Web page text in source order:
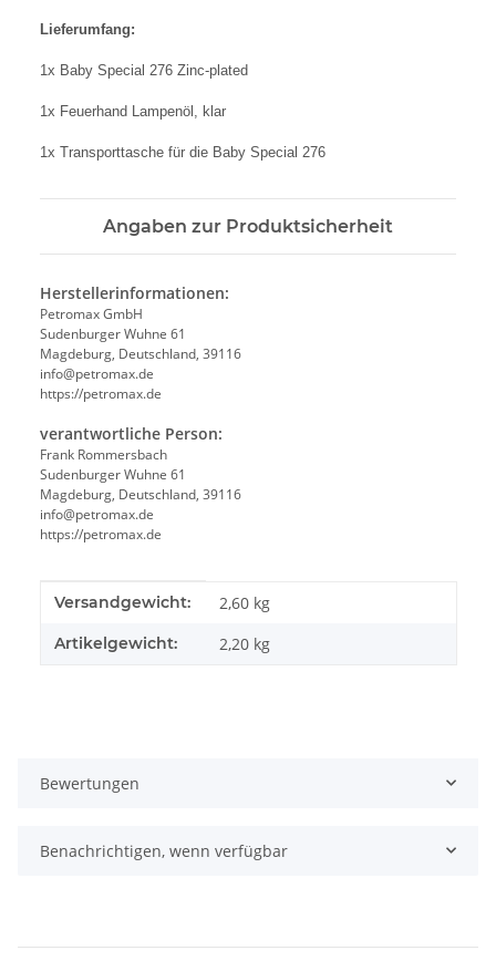
Lieferumfang:
1x Baby Special 276 Zinc-plated
1x Feuerhand Lampenöl, klar
1x Transporttasche für die Baby Special 276
Angaben zur Produktsicherheit
Herstellerinformationen:
Petromax GmbH
Sudenburger Wuhne 61
Magdeburg, Deutschland, 39116
info@petromax.de
https://petromax.de
verantwortliche Person:
Frank Rommersbach
Sudenburger Wuhne 61
Magdeburg, Deutschland, 39116
info@petromax.de
https://petromax.de
Produkteigenschaft
Wert
Versandgewicht: 2,60 kg
Artikelgewicht: 2,20 kg
Bewertungen
Benachrichtigen, wenn verfügbar